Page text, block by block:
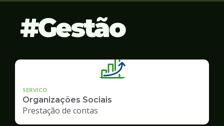
Gestão
SERVICO
Organizações Sociais
Prestação de contas